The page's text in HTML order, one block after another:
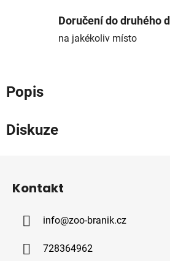
Doručení do druhého
na jakékoliv místo
Popis
Diskuze
Kontakt
info@zoo-branik.cz
728364962